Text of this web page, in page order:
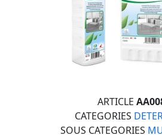
ARTICLE
CATEGORIES
SOUS CATEGORIES